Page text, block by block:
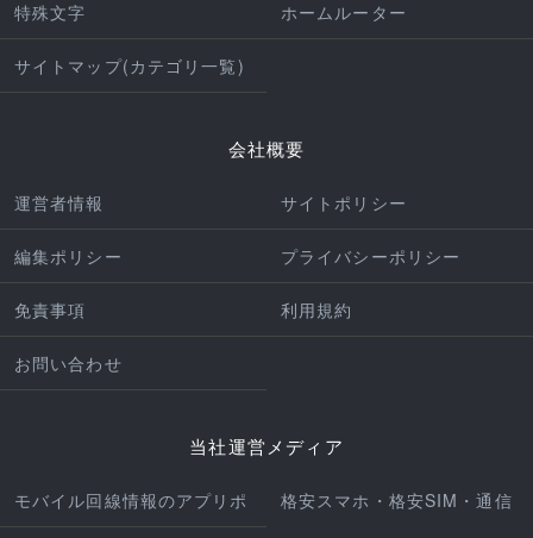
特殊文字 ホームルーター
サイトマップ(カテゴリ一覧)
会社概要
運営者情報 サイトポリシー
編集ポリシー プライバシーポリシー
免責事項 利用規約
お問い合わせ
当社運営メディア
モバイル回線情報のアプリポ 格安スマホ・格安SIM・通信